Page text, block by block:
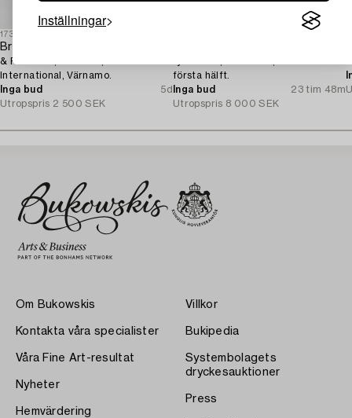
Inställningar
1732292
Bruno Mathsson
& Piet Hein, soffbord, Mathsson
International, Värnamo.
Inga bud
5d
Utropspris 2 500 SEK
första hälft.
Inga bud
23 tim 48m
Utropspris 8 000 SEK
Om Bukowskis
Kontakta våra specialister
Våra Fine Art-resultat
Nyheter
Hemvärdering
Villkor
Bukipedia
Systembolagets
dryckesauktioner
Press